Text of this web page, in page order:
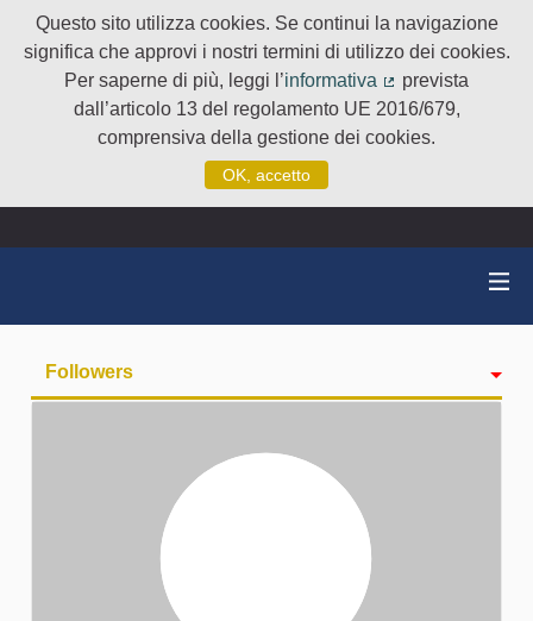
Questo sito utilizza cookies. Se continui la navigazione
significa che approvi i nostri termini di utilizzo dei cookies.
Per saperne di più, leggi l’informativa
(Collegamento
prevista
dall’articolo 13 del regolamento UE 2016/679,
comprensiva della gestione dei cookies.
OK, accetto
Followers